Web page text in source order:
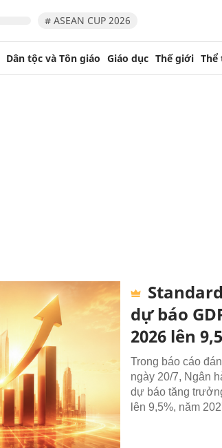
# ASEAN CUP 2026
Dân tộc và Tôn giáo Giáo dục Thế giới Thể
dự báo
2026 lên
Trong báo cáo
ngày 20/7, Ngân
dự báo tăng
lên 9,5%, năm